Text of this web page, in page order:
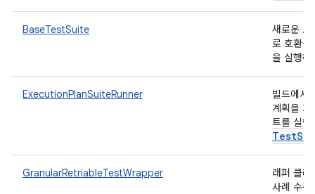
BaseTestSuite
새로운 모
로 호환성
을 실행
ExecutionPlanSuiteRunner
빌드에서
계획을 기
트를 실
Test
GranularRetriableTestWrapper
래퍼 클래
사례 수준